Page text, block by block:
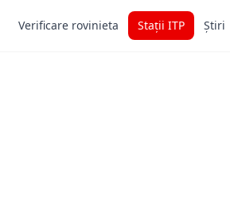
Verificare rovinieta Stații ITP Știri